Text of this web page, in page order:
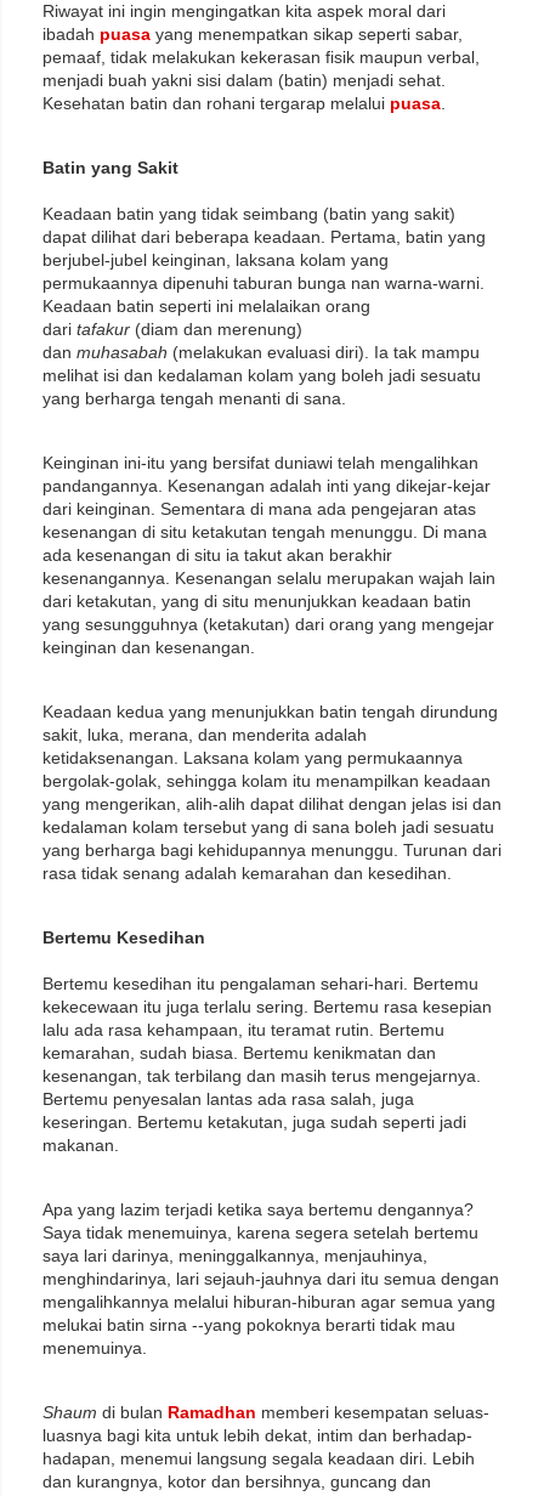
Riwayat ini ingin mengingatkan kita aspek moral dari
ibadah puasa yang menempatkan sikap seperti sabar,
pemaaf, tidak melakukan kekerasan fisik maupun verbal,
menjadi buah yakni sisi dalam (batin) menjadi sehat.
Kesehatan batin dan rohani tergarap melalui puasa
Batin yang Sakit
Keadaan batin yang tidak seimbang (batin yang sakit)
dapat dilihat dari beberapa keadaan. Pertama, batin yang
berjubel-jubel keinginan, laksana kolam yang
permukaannya dipenuhi taburan bunga nan warna-warni.
Keadaan batin seperti ini melalaikan orang
dari tafakur (diam dan merenung)
dan muhasabah (melakukan evaluasi diri). Ia tak mampu
melihat isi dan kedalaman kolam yang boleh jadi sesuatu
yang berharga tengah menanti di sana.
Keinginan ini-itu yang bersifat duniawi telah mengalihkan
pandangannya. Kesenangan adalah inti yang dikejar-kejar
dari keinginan. Sementara di mana ada pengejaran atas
kesenangan di situ ketakutan tengah menunggu. Di mana
ada kesenangan di situ ia takut akan berakhir
kesenangannya. Kesenangan selalu merupakan wajah lain
dari ketakutan, yang di situ menunjukkan keadaan batin
yang sesungguhnya (ketakutan) dari orang yang mengejar
keinginan dan kesenangan.
Keadaan kedua yang menunjukkan batin tengah dirundung
sakit, luka, merana, dan menderita adalah
ketidaksenangan. Laksana kolam yang permukaannya
bergolak-golak, sehingga kolam itu menampilkan keadaan
yang mengerikan, alih-alih dapat dilihat dengan jelas isi dan
kedalaman kolam tersebut yang di sana boleh jadi sesuatu
yang berharga bagi kehidupannya menunggu. Turunan dari
rasa tidak senang adalah kemarahan dan kesedihan.
Bertemu Kesedihan
Bertemu kesedihan itu pengalaman sehari-hari. Bertemu
kekecewaan itu juga terlalu sering. Bertemu rasa kesepian
lalu ada rasa kehampaan, itu teramat rutin. Bertemu
kemarahan, sudah biasa. Bertemu kenikmatan dan
kesenangan, tak terbilang dan masih terus mengejarnya.
Bertemu penyesalan lantas ada rasa salah, juga
keseringan. Bertemu ketakutan, juga sudah seperti jadi
makanan.
Apa yang lazim terjadi ketika saya bertemu dengannya?
Saya tidak menemuinya, karena segera setelah bertemu
saya lari darinya, meninggalkannya, menjauhinya,
menghindarinya, lari sejauh-jauhnya dari itu semua dengan
mengalihkannya melalui hiburan-hiburan agar semua yang
melukai batin sirna --yang pokoknya berarti tidak mau
menemuinya.
Shaum di bulan Ramadhan memberi kesempatan seluas-
luasnya bagi kita untuk lebih dekat, intim dan berhadap-
hadapan, menemui langsung segala keadaan diri. Lebih
dan kurangnya, kotor dan bersihnya, guncang dan